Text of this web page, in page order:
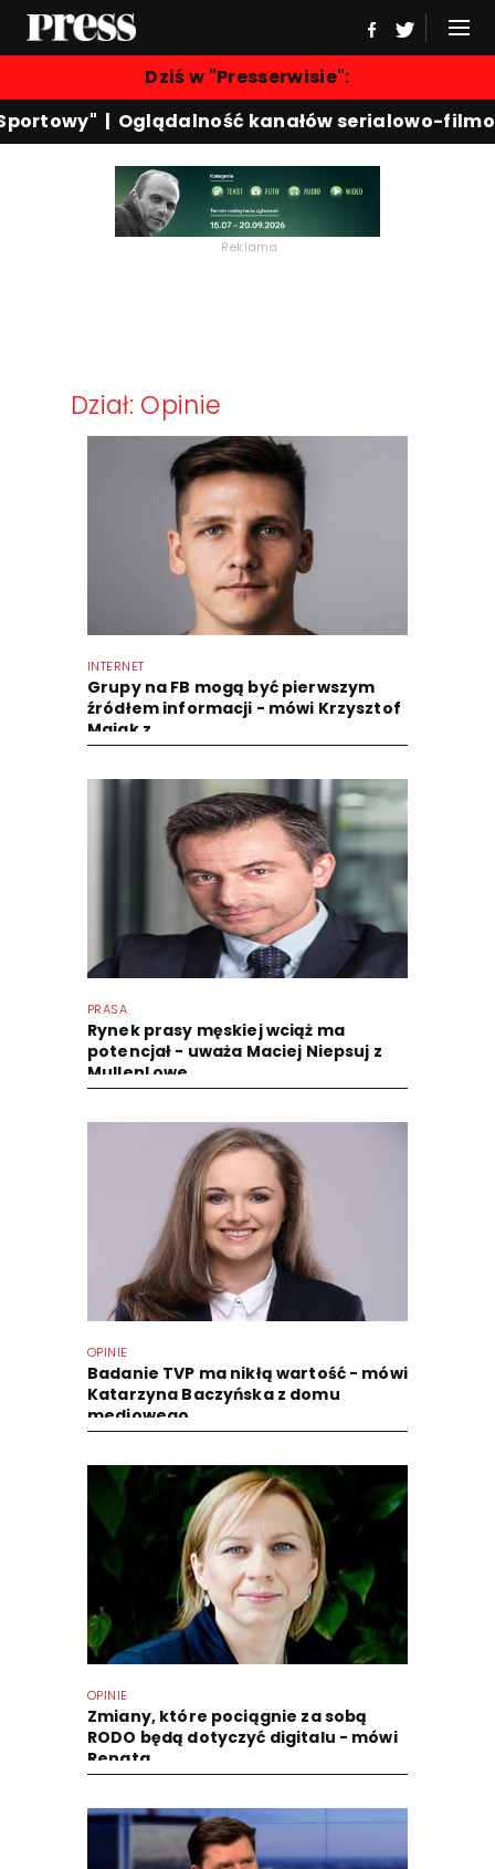
Dziś w "Presserwisie":
| Oglądalność kanałów serialowo-
Reklama
Dział: Opinie
INTERNET
Grupy na FB mogą być pierwszym
źródłem informacji - mówi Krzysztof
Majak z...
PRASA
Rynek prasy męskiej wciąż ma
potencjał - uważa Maciej Niepsuj z
MullenLowe...
OPINIE
Badanie TVP ma nikłą wartość - mówi
Katarzyna Baczyńska z domu
mediowego...
OPINIE
Zmiany, które pociągnie za sobą
RODO będą dotyczyć digitalu - mówi
Renata...